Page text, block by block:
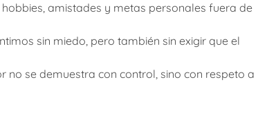
amistades y metas personales fuera de
sin miedo, pero también sin exigir que el
no se demuestra con control, sino con respeto a